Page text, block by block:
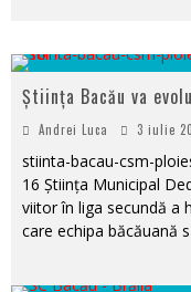
Știința Bacău va
Andrei Luca 3 iulie
stiinta-bacau-csm-
16 Știința Municipal
viitor în liga secundă a
care echipa băcăuană